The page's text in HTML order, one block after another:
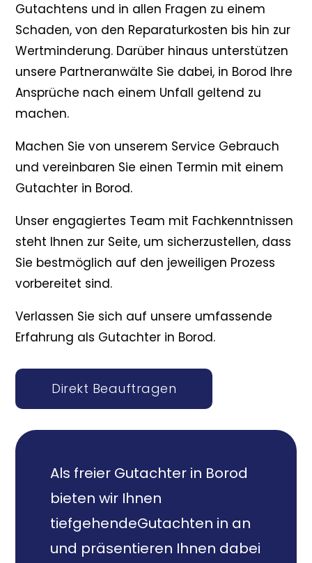
Gutachtens und in allen Fragen zu einem
Schaden, von den Reparaturkosten bis hin zur
Wertminderung. Darüber hinaus unterstützen
unsere Partneranwälte Sie dabei, in Borod Ihre
Ansprüche nach einem Unfall geltend zu
machen.
Machen Sie von unserem Service Gebrauch
und vereinbaren Sie einen Termin mit einem
Gutachter in Borod.
Unser engagiertes Team mit Fachkenntnissen
steht Ihnen zur Seite, um sicherzustellen, dass
Sie bestmöglich auf den jeweiligen Prozess
vorbereitet sind.
Verlassen Sie sich auf unsere umfassende
Erfahrung als Gutachter in Borod.
Direkt Beauftragen
Als freier Gutachter in Borod
bieten wir Ihnen
tiefgehendeGutachten in an
und präsentieren Ihnen dabei